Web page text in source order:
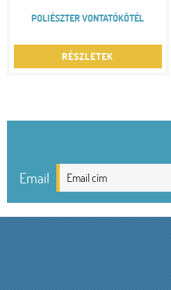
POLIÉSZTER VONTATÓKÖTÉL
RÉSZLETEK
Email